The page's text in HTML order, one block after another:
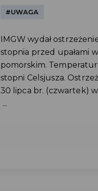
#UWAGA
IMGW wydał
stopnia przed upałami
pomorskim.
stopni Celsjusza.
30 lipca br. (czwartek)
...